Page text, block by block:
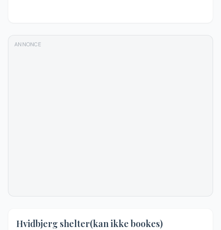
ANNONCE
Hvidbjerg shelter(kan ikke bookes)